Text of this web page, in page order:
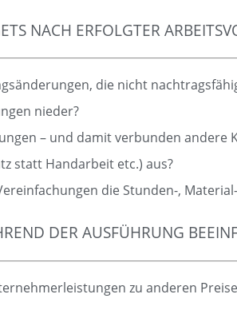
NACH ERFOLGTER
die nicht
nieder?
– und damit verbunden andere
statt Handarbeit etc.) aus?
die Stunden-,
DER AUSFÜHRUNG
zu anderen